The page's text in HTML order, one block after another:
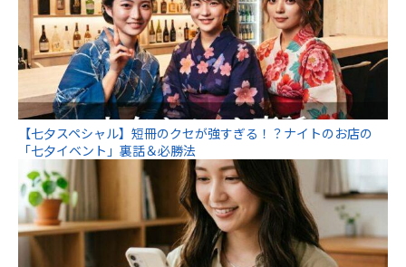
【七夕スペシャル】短冊のクセが強すぎる！？ナイトのお店の
「七夕イベント」裏話＆必勝法